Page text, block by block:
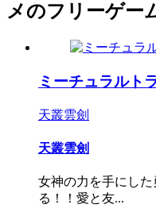
メのフリーゲー
ミーチュラルト
天叢雲劍
天叢雲劍
女神の力を手にし
る！！愛と友...